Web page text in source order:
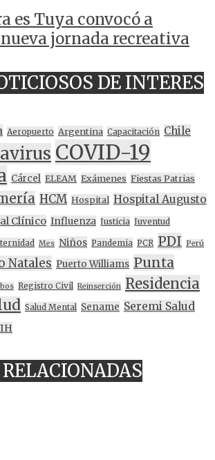
es Tuya convocó a
jornada recreativa
DE INTERES
Aeropuerto Argentina Capacitación Chile
COVID-19
Cárcel ELEAM Exámenes Fiestas Patrias
HCM Hospital Hospital Augusto
Clínico Influenza Justicia Juventud
Mes Niños Pandemia PCR PDI Perú
Natales Puerto Williams Punta
Registro Civil Reinserción
Residencia
Salud Mental Sename Seremi Salud